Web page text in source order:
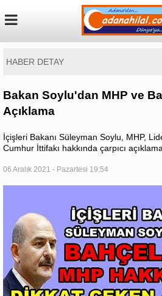
HABER DETAY
Bakan Soylu'dan MHP ve
Açıklama
İçişleri Bakanı Süleyman Soylu, MHP,
Cumhur İttifakı hakkında çarpıcı
06 Aralık 2021 - Pazartesi 19:54